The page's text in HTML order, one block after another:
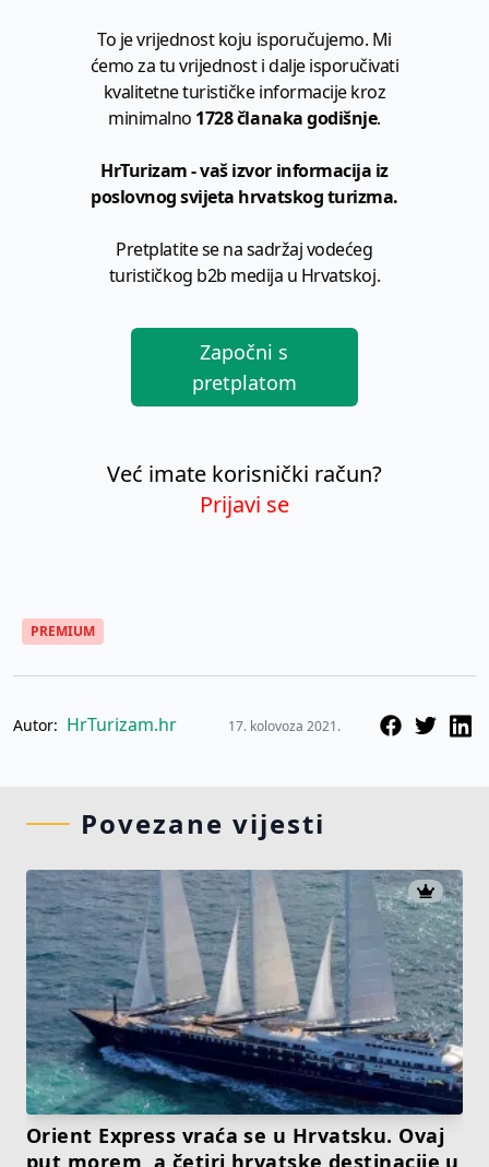
To je vrijednost koju isporučujemo. Mi
ćemo za tu vrijednost i dalje isporučivati
kvalitetne turističke informacije kroz
minimalno 1728 članaka godišnje.
HrTurizam - vaš izvor informacija iz
poslovnog svijeta hrvatskog turizma.
Pretplatite se na sadržaj vodećeg
turističkog b2b medija u Hrvatskoj.
Započni s
pretplatom
Već imate korisnički račun?
Prijavi se
PREMIUM
Autor: HrTurizam.hr 17. kolovoza 2021.
Povezane vijesti
Orient Express vraća se u Hrvatsku. Ovaj
put morem, a četiri hrvatske destinacije u